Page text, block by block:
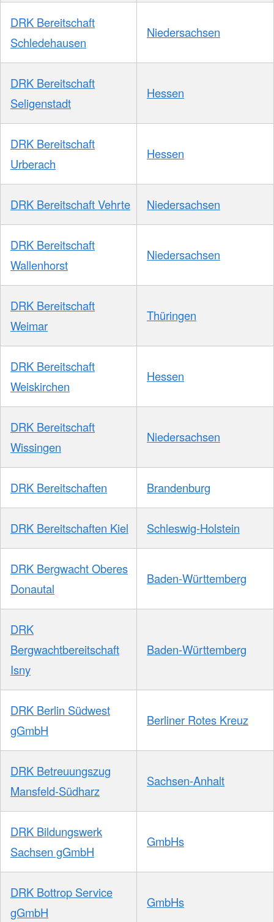
DRK Bereitschaft
Schledehausen
Niedersachsen
DRK Bereitschaft
Seligenstadt
Hessen
DRK Bereitschaft
Urberach
Hessen
DRK Bereitschaft Vehrte Niedersachsen
DRK Bereitschaft
Wallenhorst
Niedersachsen
DRK Bereitschaft
Weimar
Thüringen
DRK Bereitschaft
Weiskirchen
Hessen
DRK Bereitschaft
Wissingen
Niedersachsen
DRK Bereitschaften Brandenburg
DRK Bereitschaften Kiel Schleswig-Holstein
DRK Bergwacht Oberes
Donautal
Baden-Württemberg
DRK
Bergwachtbereitschaft
Isny
Baden-Württemberg
DRK Berlin Südwest
gGmbH
Berliner Rotes Kreuz
DRK Betreuungszug
Mansfeld-Südharz
Sachsen-Anhalt
DRK Bildungswerk
Sachsen gGmbH
GmbHs
DRK Bottrop Service
gGmbH
GmbHs